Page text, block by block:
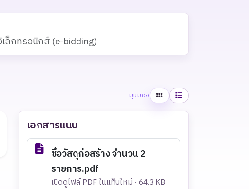
ล็กทรอนิกส์ (e-bidding)
มุมมอง ตารางรายการ
เอกสารแนบ
ซื้อวัสดุก่อสร้าง จำนวน 2
รายการ.pdf
เปิดดูไฟล์ PDF ในแท็บใหม่ · 64.3 KB